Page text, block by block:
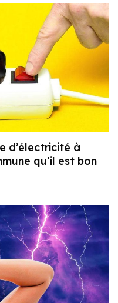
d’électricité à
qu’il est bon